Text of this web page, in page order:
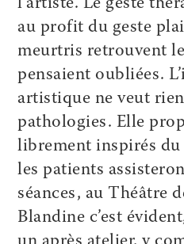
l’artiste. Le geste
au profit du geste
meurtris retrouvent
pensaient oubliées.
artistique ne veut
pathologies. Elle
librement inspirés du
les patients
séances, au Théâtre
Blandine c’est